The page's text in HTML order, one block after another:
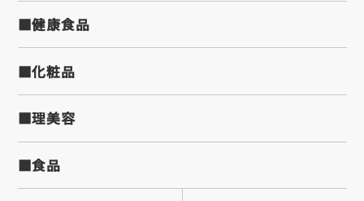
■健康食品
■化粧品
■理美容
■食品